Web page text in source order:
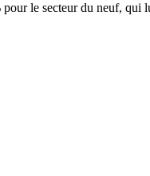
le secteur du neuf, qui